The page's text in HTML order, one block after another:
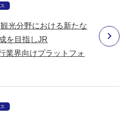
光分野における新たな
を目指しJR
業界向けプラットフォ